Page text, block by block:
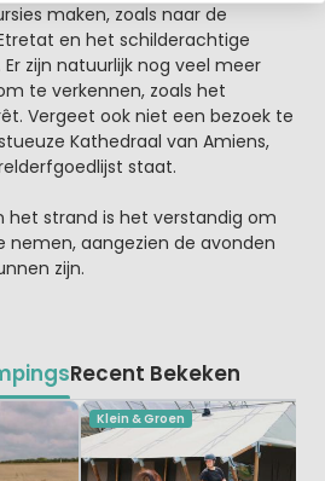
maken, zoals naar de
en het schilderachtige
zijn natuurlijk nog veel meer
te verkennen, zoals het
Vergeet ook niet een bezoek te
Kathedraal van Amiens,
staat.
het strand is het verstandig om
nemen, aangezien de avonden
zijn.
Recent Bekeken
Klein & Groen